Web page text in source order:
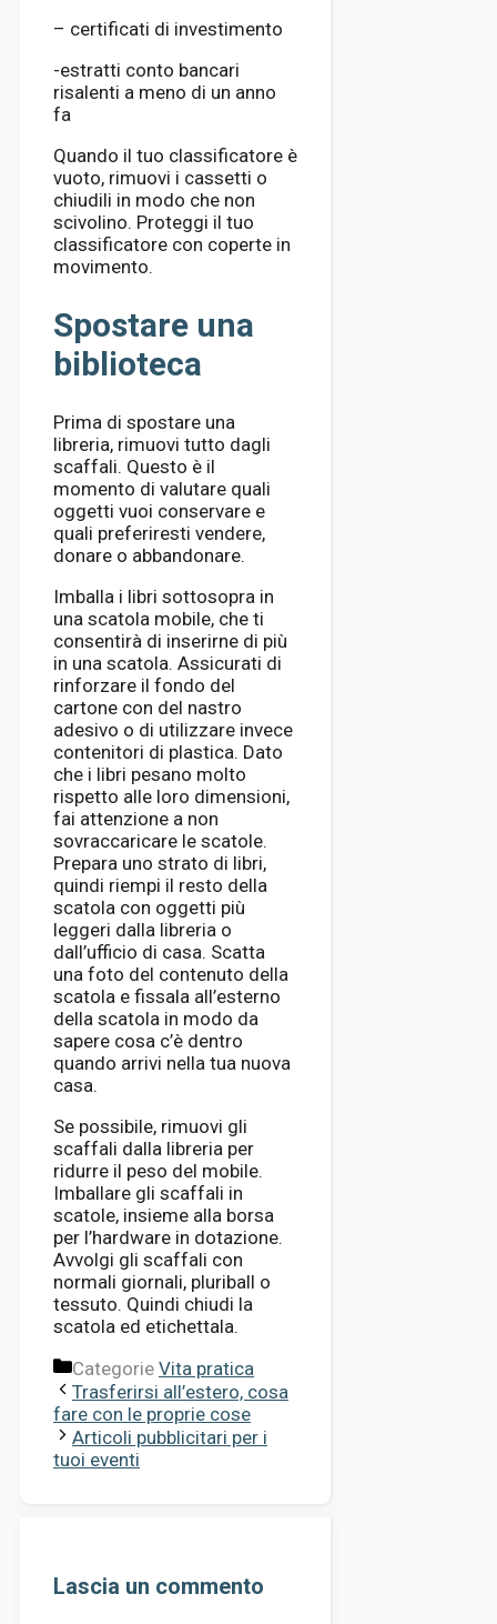
– certificati di investimento
-estratti conto bancari
risalenti a meno di un anno
fa
Quando il tuo classificatore è
vuoto, rimuovi i cassetti o
chiudili in modo che non
scivolino. Proteggi il tuo
classificatore con coperte in
movimento.
Spostare una
biblioteca
Prima di spostare una
libreria, rimuovi tutto dagli
scaffali. Questo è il
momento di valutare quali
oggetti vuoi conservare e
quali preferiresti vendere,
donare o abbandonare.
Imballa i libri sottosopra in
una scatola mobile, che ti
consentirà di inserirne di più
in una scatola. Assicurati di
rinforzare il fondo del
cartone con del nastro
adesivo o di utilizzare invece
contenitori di plastica. Dato
che i libri pesano molto
rispetto alle loro dimensioni,
fai attenzione a non
sovraccaricare le scatole.
Prepara uno strato di libri,
quindi riempi il resto della
scatola con oggetti più
leggeri dalla libreria o
dall’ufficio di casa. Scatta
una foto del contenuto della
scatola e fissala all’esterno
della scatola in modo da
sapere cosa c’è dentro
quando arrivi nella tua nuova
casa.
Se possibile, rimuovi gli
scaffali dalla libreria per
ridurre il peso del mobile.
Imballare gli scaffali in
scatole, insieme alla borsa
per l’hardware in dotazione.
Avvolgi gli scaffali con
normali giornali, pluriball o
tessuto. Quindi chiudi la
scatola ed etichettala.
Categorie Vita pratica
Trasferirsi all’estero, cosa
fare con le proprie cose
Articoli pubblicitari per i
tuoi eventi
Lascia un commento